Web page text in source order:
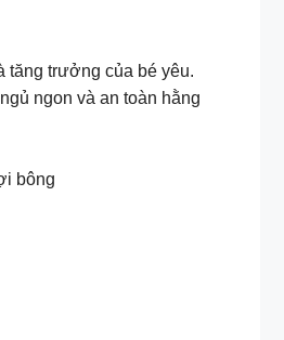
tăng trưởng của bé yêu.
ngon và an toàn hằng
bông